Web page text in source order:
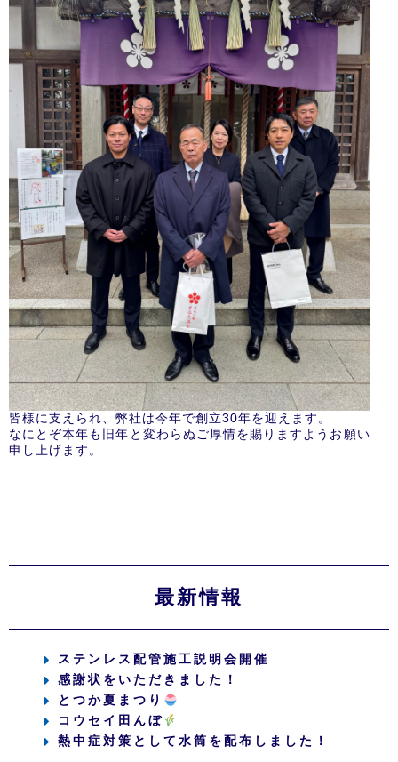
皆様に支えられ、弊社は今年で創立30年を迎えます。
なにとぞ本年も旧年と変わらぬご厚情を賜りますようお願い
申し上げます。
最新情報
ステンレス配管施工説明会開催
感謝状をいただきました！
とつか夏まつり
コウセイ田んぼ
熱中症対策として水筒を配布しました！